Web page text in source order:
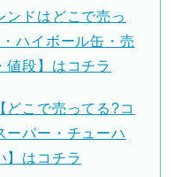
ンドはどこで売っ
ハイボール缶・売
値段】はコチラ
どこで売ってる?コ
ーパー・チューハ
】はコチラ